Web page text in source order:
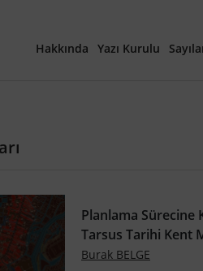
Hakkında Yazı Kurulu
Planlama Sürecine
Tarsus Tarihi Kent
Burak BELGE